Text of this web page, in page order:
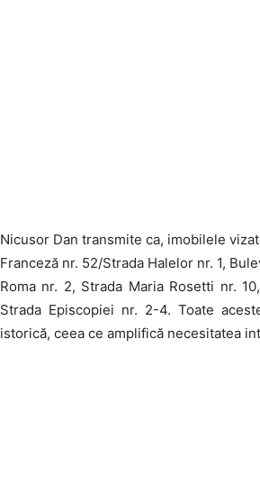
Nicusor Dan transmite ca, imobilele
Franceză nr. 52/Strada Halelor nr. 1,
Roma nr. 2, Strada Maria Rosetti nr.
Strada Episcopiei nr. 2-4. Toate
istorică, ceea ce amplifică necesitatea